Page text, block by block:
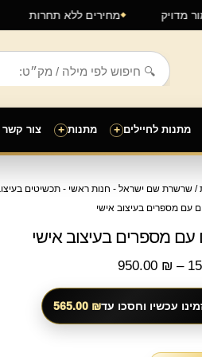
מחירים ללא תחרות מדויק
מתנות לחיילים + מתנות + צור קשר
/שרשרת שם ישראל - חנות ראשי - תכשיטים
עם מספרים בעיצוב אישי
עם מספרים בעיצוב אישי
–
950.00 ₪
טווח
מחירים:
עד
⁦950.00 ₪⁩
עכשיו וחסכו עד 565.00 ₪